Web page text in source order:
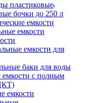
пластиковые
бочки до 250 л
емкости
емкости
емкости для
баки для воды
с полным
емкости